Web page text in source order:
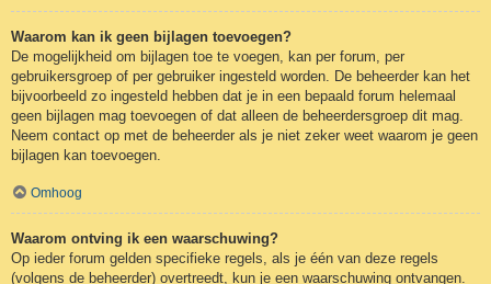
Waarom kan ik geen bijlagen toevoegen?
De mogelijkheid om bijlagen toe te voegen, kan per forum, per
gebruikersgroep of per gebruiker ingesteld worden. De beheerder kan het
bijvoorbeeld zo ingesteld hebben dat je in een bepaald forum helemaal
geen bijlagen mag toevoegen of dat alleen de beheerdersgroep dit mag.
Neem contact op met de beheerder als je niet zeker weet waarom je geen
bijlagen kan toevoegen.
Omhoog
Waarom ontving ik een waarschuwing?
Op ieder forum gelden specifieke regels, als je één van deze regels
(volgens de beheerder) overtreedt, kun je een waarschuwing ontvangen.